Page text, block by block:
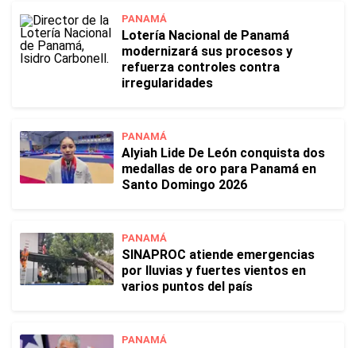
PANAMÁ
Lotería Nacional de Panamá
modernizará sus procesos y
refuerza controles contra
irregularidades
PANAMÁ
Alyiah Lide De León conquista dos
medallas de oro para Panamá en
Santo Domingo 2026
PANAMÁ
SINAPROC atiende emergencias
por lluvias y fuertes vientos en
varios puntos del país
PANAMÁ